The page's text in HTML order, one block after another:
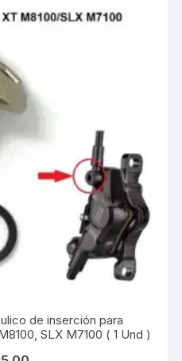
de inserción para
SLX M7100 ( 1 Und )